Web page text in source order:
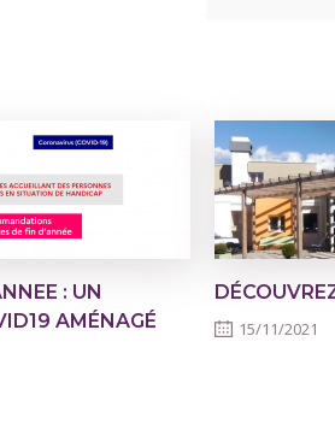
: UN
AMÉNAGÉ
15/11/2021